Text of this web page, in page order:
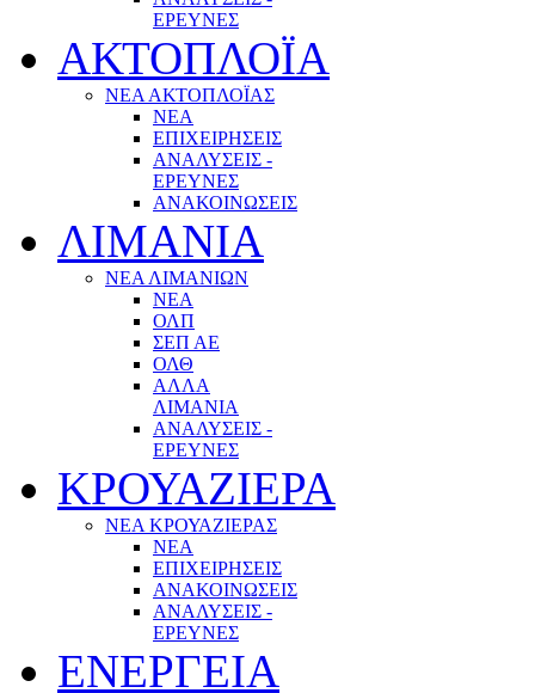
ΕΡΕΥΝΕΣ
ΑΚΤΟΠΛΟΪΑ
ΝΕΑ ΑΚΤΟΠΛΟΪΑΣ
ΝΕΑ
ΕΠΙΧΕΙΡΗΣΕΙΣ
ΑΝΑΛΥΣΕΙΣ -
ΕΡΕΥΝΕΣ
ΑΝΑΚΟΙΝΩΣΕΙΣ
ΛΙΜΑΝΙΑ
ΝΕΑ ΛΙΜΑΝΙΩΝ
ΝΕΑ
ΟΛΠ
ΣΕΠ ΑΕ
ΟΛΘ
ΑΛΛΑ
ΛΙΜΑΝΙΑ
ΑΝΑΛΥΣΕΙΣ -
ΕΡΕΥΝΕΣ
ΚΡΟΥΑΖΙΕΡΑ
ΝΕΑ ΚΡΟΥΑΖΙΕΡΑΣ
NEA
ΕΠΙΧΕΙΡΗΣΕΙΣ
ΑΝΑΚΟΙΝΩΣΕΙΣ
ΑΝΑΛΥΣΕΙΣ -
ΕΡΕΥΝΕΣ
ΕΝΕΡΓΕΙΑ